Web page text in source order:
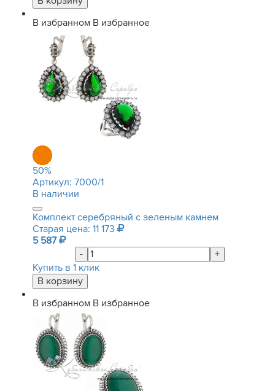
В избранном В избранное
50%
Артикул: 7000/1
В наличии
Комплект серебряный с зеленым камнем
Старая цена: 11 173
5 587
-
+
Купить в 1 клик
В избранном В избранное